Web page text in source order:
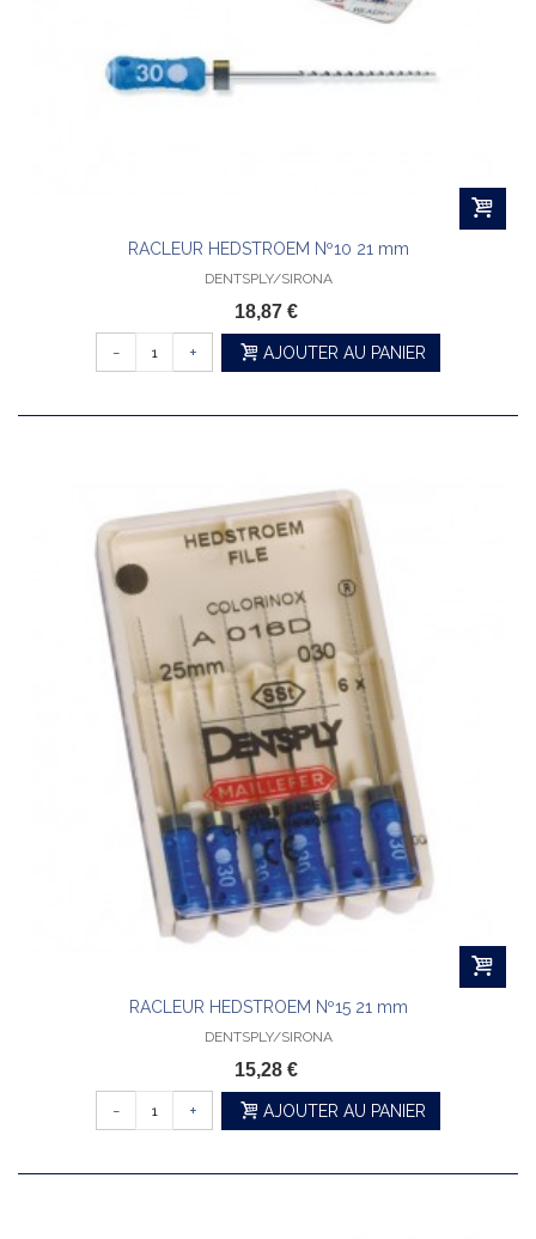
RACLEUR HEDSTROEM Nº10 21 mm
DENTSPLY/SIRONA
18,87 €
- + AJOUTER AU PANIER
RACLEUR HEDSTROEM Nº15 21 mm
DENTSPLY/SIRONA
15,28 €
- + AJOUTER AU PANIER